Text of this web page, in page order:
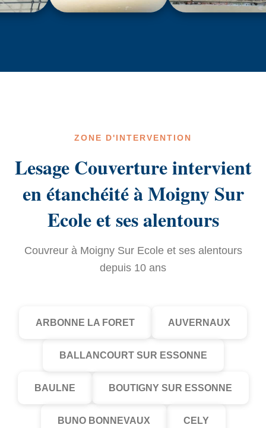
ZONE D'INTERVENTION
Lesage Couverture intervient
en étanchéité à Moigny Sur
Ecole et ses alentours
Couvreur à Moigny Sur Ecole et ses alentours
depuis 10 ans
ARBONNE LA FORET AUVERNAUX
BALLANCOURT SUR ESSONNE
BAULNE BOUTIGNY SUR ESSONNE
BUNO BONNEVAUX CELY